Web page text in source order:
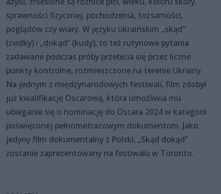
sprawności fizycznej, pochodzenia, tożsamości,
poglądów czy wiary. W języku ukraińskim „skąd”
(zvidky) i „dokąd” (kudy), to też rutynowe pytania
zadawane podczas próby przebicia się przez liczne
punkty kontrolne, rozmieszczone na terenie Ukrainy.
Na jednym z międzynarodowych festiwali, film zdobył
już kwalifikację Oscarową, która umożliwia mu
ubieganie się o nominację do Oscara 2024 w kategorii
poświęconej pełnometrażowym dokumentom. Jako
jedyny film dokumentalny z Polski, „Skąd dokąd”
zostanie zaprezentowany na festiwalu w Toronto.